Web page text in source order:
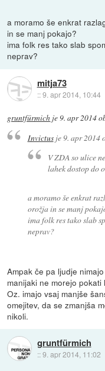
a moramo še enkrat
in se manj pokajo?
ima folk res tako slab
neprav?
mitja73
::9. apr 2014, 10:44
gruntfürmich je9. apr 2014
Invictusje9. apr 2014
V ZDA so ulice
lahek dostop do
a moramo še enkrat
orožja in se manj
ima folk res tako slab
neprav?
Ampak če pa ljudje
manijaki ne morejo pokati
Oz. imajo vsaj manjše
omejitev, da se zmanjša
nikoli.
gruntfürmich
::9. apr 2014, 11:02